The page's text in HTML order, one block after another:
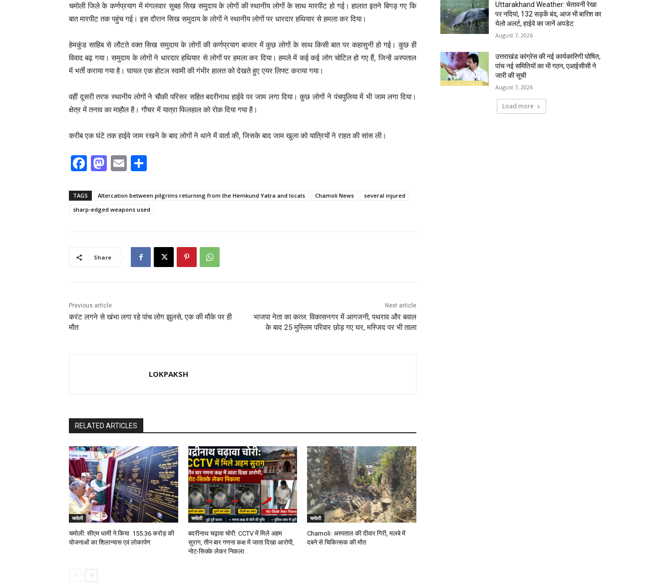
चमोली जिले के कर्णप्रयाग में मंगलवार सुबह सिख समुदाय के लोगों की स्थानीय लोगों के साथ मारपीट हो गई। हालात इतने बिगड़ गए कि
बात मारपीट तक पहुंच गई। इस दौरान सिख समुदाय के लोगों ने स्थानीय लोगों पर धारदार हथियार से हमला कर दिया।
हेमकुंड साहिब से लौटते वक्त सिख समुदाय के लोगों की कर्णप्रयाग बाजार में कुछ लोगों के साथ किसी बात पर कहासुनी हो गई। कुछ ही
विवाद बढ़ गया। समुदाय के लोगों ने धारदार हथियार से लोगों पर हमला कर दिया। हमले में कई कई लोग चोटिल हो गए हैं, जिन्हें अस्पताल
में भर्ती कराया गया है। घायल एक होटल स्वामी की गंभीर हालत को देखते हुए एयर लिफ्ट कराया गया।
वहीं दूसरी तरफ स्थानीय लोगों ने चौकी परिसर सहित बदरीनाथ हाईवे पर जाम लगा दिया। कुछ लोगों ने पंचपुलिया में भी जाम लगा दिया।
क्षेत्र में तनाव का माहौल है। गौचर में यात्रा फिलहाल को रोक दिया गया है।
करीब एक घंटे तक हाईवे जाम रखने के बाद लोगों ने थाने में वार्ता की, जिसके बाद जाम खुला को यात्रियों ने राहत की सांस ली।
F
c
e
o
M
st
o
n
E
ai
l
ar
e
TAGS Altercation between pilgrims returning from the Hemkund Yatra and locals Chamoli News
several injured
sharp-edged weapons used
Share
Previous article
करंट लगने से खंभा लगा रहे पांच लोग झुलसे, एक की मौके पर ही
मौत
Next article
भाजपा नेता का कत्ल: विकासनगर में आगजनी, पथराव और बवाल
के बाद 25 मुस्लिम परिवार छोड़ गए घर, मस्जिद पर भी ताला
LOKPAKSH
RELATED ARTICLES
चमोली
चमोली: सीएम धामी ने किया ₹ 155.36 करोड़ की
योजनाओं का शिलान्यास एवं लोकार्पण
चमोली
बदरीनाथ चढ़ावा चोरी: CCTV में मिले अहम
सुराग, तीन बार गणना कक्ष में जाता दिखा आरोपी,
नोट-सिक्के लेकर निकला
चमोली
Chamoli: अस्पताल की दीवार गिरी, मलबे में
दबने से चिकित्सक की मौत
Uttarakhand Weather: चेतावनी रेखा
पर नदियां, 132 सड़कें बंद, आज भी बारिश का
येलो अलर्ट, हाईवे का जानें अपडेट
August 7, 2026
उत्तराखंड कांग्रेस की नई कार्यकारिणी घोषित,
पांच नई समितियों का भी गठन, एआईसीसी ने
जारी की सूची
August 7, 2026
Load more